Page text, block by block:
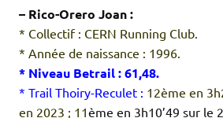
– Rico-Orero Joan :
* Collectif : CERN Running Club.
* Année de naissance : 1996.
* Niveau Betrail : 61,48.
* Trail Thoiry-Reculet : 12ème en
en 2023 ; 11ème en 3h10’49 sur le